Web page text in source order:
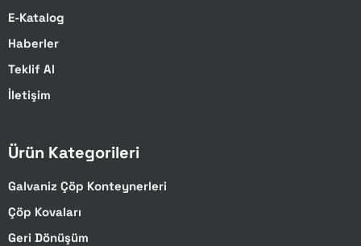
E-Katalog
Haberler
Teklif Al
İletişim
Ürün Kategorileri
Galvaniz Çöp Konteynerleri
Çöp Kovaları
Geri Dönüşüm